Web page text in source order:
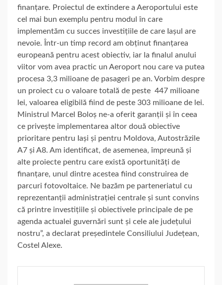
finanțare. Proiectul de extindere a Aeroportului este
cel mai bun exemplu pentru modul în care
implementăm cu succes investițiile de care Iașul are
nevoie. Într-un timp record am obținut finanțarea
europeană pentru acest obiectiv, iar la finalul anului
viitor vom avea practic un Aeroport nou care va putea
procesa 3,3 milioane de pasageri pe an. Vorbim despre
un proiect cu o valoare totală de peste 447 milioane
lei, valoarea eligibilă fiind de peste 303 milioane de lei.
Ministrul Marcel Boloș ne-a oferit garanții și în ceea
ce privește implementarea altor două obiective
prioritare pentru Iași și pentru Moldova, Autostrăzile
A7 și A8. Am identificat, de asemenea, împreună și
alte proiecte pentru care există oportunități de
finanțare, unul dintre acestea fiind construirea de
parcuri fotovoltaice. Ne bazăm pe parteneriatul cu
reprezentanții administrației centrale și sunt convins
că printre investițiile și obiectivele principale de pe
agenda actualei guvernări sunt și cele ale județului
nostru”, a declarat președintele Consiliului Județean,
Costel Alexe.